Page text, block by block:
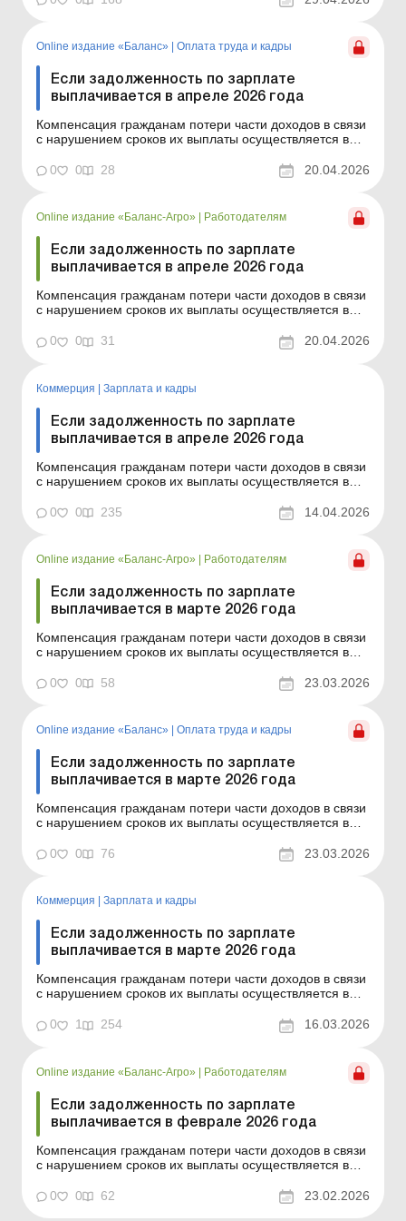
Online издание «Баланс» Оплата труда и кадры
Если задолженность по зарплате
выплачивается в апреле 2026 года
Компенсация гражданам потери части доходов в связи
с нарушением сроков их выплаты осуществляется в
календарных месяцев в соответствии с Порядком,
утвержденным постановлением КМУ от 21.02.2001 №
произведение нач...
0 0 28 20.04.2026
Online издание «Баланс-Агро» Работодателям
Если задолженность по зарплате
выплачивается в апреле 2026 года
Компенсация гражданам потери части доходов в связи
с нарушением сроков их выплаты осуществляется в
календарных месяцев в соответствии с Порядком,
утвержденным постановлением КМУ от 21.02.2001 №
произведение нач...
0 0 31 20.04.2026
Коммерция | Зарплата и кадры
Если задолженность по зарплате
выплачивается в апреле 2026 года
Компенсация гражданам потери части доходов в связи
с нарушением сроков их выплаты осуществляется в
календарных месяцев в соответствии с Порядком,
утвержденным постановлением КМУ от 21.02.2001 №
произведение начисле...
0 0 235 14.04.2026
Online издание «Баланс-Агро» | Работодателям
Если задолженность по зарплате
выплачивается в марте 2026 года
Компенсация гражданам потери части доходов в связи
с нарушением сроков их выплаты осуществляется в
календарных месяцев в соответствии с Порядком,
утвержденным постановлением КМУ от 21.02.2001 №
произведение начис...
0 0 58 23.03.2026
Online издание «Баланс» Оплата труда и кадры
Если задолженность по зарплате
выплачивается в марте 2026 года
Компенсация гражданам потери части доходов в связи
с нарушением сроков их выплаты осуществляется в
календарных месяцев в соответствии с Порядком,
утвержденным постановлением КМУ от 21.02.2001 №
произведение начис...
0 0 76 23.03.2026
Коммерция Зарплата и кадры
Если задолженность по зарплате
выплачивается в марте 2026 года
Компенсация гражданам потери части доходов в связи
с нарушением сроков их выплаты осуществляется в
календарных месяцев в соответствии с Порядком,
утвержденным постановлением КМУ от 21.02.2001 №
произведение начис...
0 1 254 16.03.2026
Online издание «Баланс-Агро» | Работодателям
Если задолженность по зарплате
выплачивается в феврале 2026 года
Компенсация гражданам потери части доходов в связи
с нарушением сроков их выплаты осуществляется в
календарных месяцев в соответствии с Порядком,
утвержденным постановлением КМУ от 21.02.2001 №
0 0 62 23.02.2026